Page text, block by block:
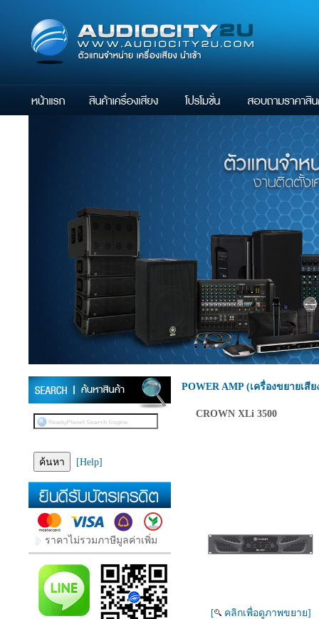
[Help]
ราคาไม่รวมภาษีมูลค่าเพิ่ม
POWER AMP (เครื่องขยายเสีย
CROWN XLi 3500
[ คลิกเพื่อดูภาพขยาย]